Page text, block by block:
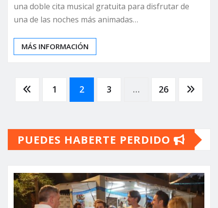
una doble cita musical gratuita para disfrutar de
una de las noches más animadas…
MÁS INFORMACIÓN
Paginación
entradas
1 2 3 … 26
PUEDES HABERTE PERDIDO